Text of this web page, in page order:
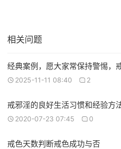
相关问题
经典案例，愿大家常保持警惕，
2025-11-11 08:40 2
戒邪淫的良好生活习惯和经验方
2020-07-23 07:45 0
戒色天数判断戒色成功与否